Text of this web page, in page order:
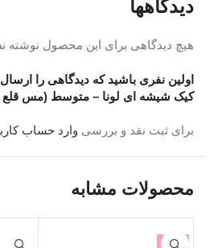
دیدگاهها
هیچ دیدگاهی برای این محصول
اولین نفری باشید که دیدگاهی را
کیک شیشه ای لونا – متوسط (مس
برای ثبت نقد و بررسی وارد حساب
محصولات مشابه
-5%